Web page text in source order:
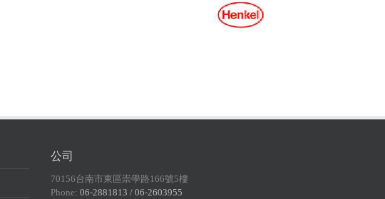
公司
70156台南市東區崇學路166號5樓
Phone:06-2881813 / 06-2603955